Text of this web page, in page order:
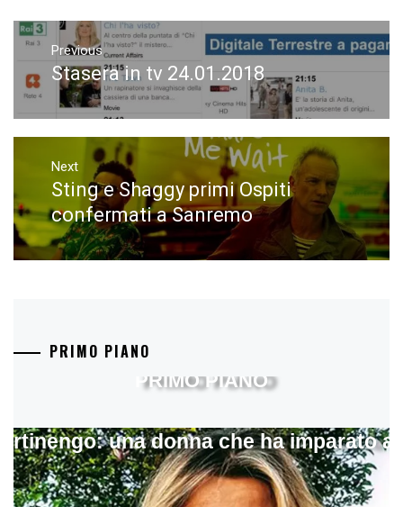
Navigazione
articoli
Previous
Previous
post:
Stasera in tv 24.01.2018
Next
Next
post:
Sting e Shaggy primi Ospiti
confermati a Sanremo
PRIMO PIANO
una donna che ha imparato a
PRIMO PIANO